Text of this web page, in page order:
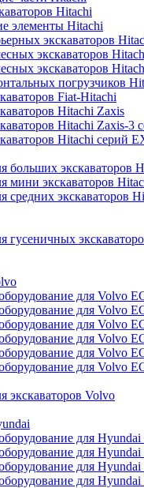
Hitachi
элементы Hitachi
экскаваторов
экскаваторов
экскаваторов
погрузчиков
Fiat-Hitachi
Hitachi Zaxis
Hitachi Zaxis-3
Hitachi серий
больших экскаваторов
мини экскаваторов
средних экскаваторов
гусеничных
для Volvo
для Volvo
для Volvo
для Volvo
для Volvo
для Volvo
экскаваторов Volvo
для
для
для
для